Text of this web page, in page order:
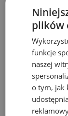
Czego
Projekt?
Specjalista
powinien:
plików
funkcje
naszej
o tym, jak